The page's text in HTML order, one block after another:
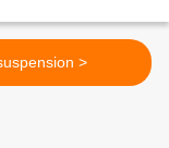
suspension >